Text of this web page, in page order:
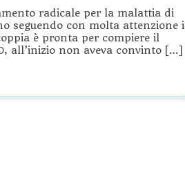
radicale per la malattia di
seguendo con molta attenzione i
è pronta per compiere il
all’inizio non aveva convinto […]